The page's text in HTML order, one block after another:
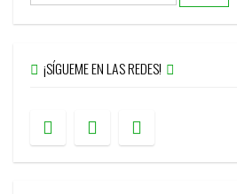
¡SÍGUEME EN LAS REDES!